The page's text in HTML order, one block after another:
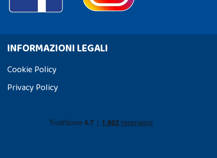
INFORMAZIONI LEGALI
Cookie Policy
Privacy Policy